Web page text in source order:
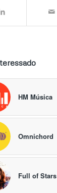
HM Música
Omnichord
Full of Stars